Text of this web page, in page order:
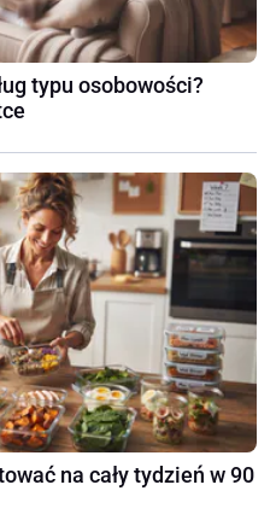
typu osobowości?
na cały tydzień w 90